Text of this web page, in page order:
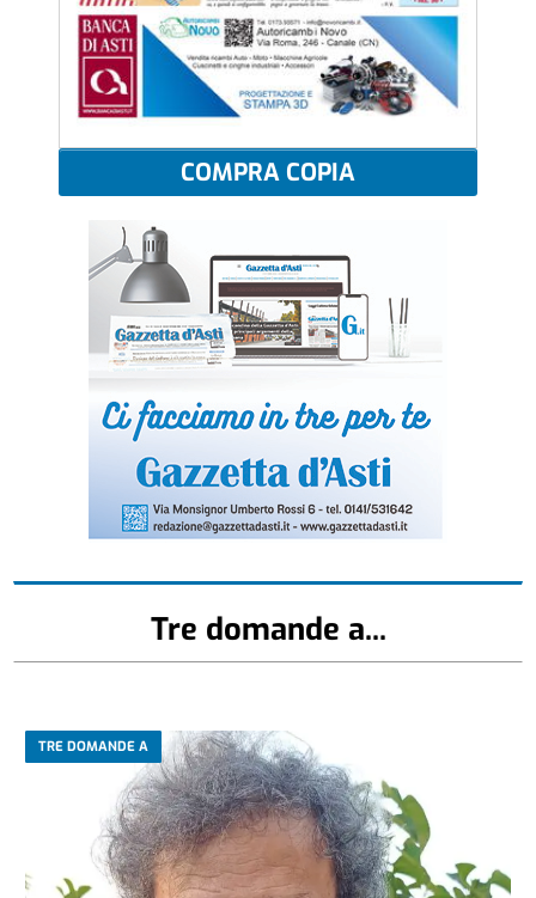
COMPRA COPIA
Tre domande a...
TRE DOMANDE A